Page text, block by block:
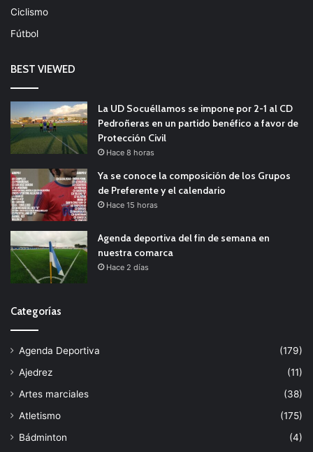
Ciclismo
Fútbol
BEST VIEWED
La UD Socuéllamos se impone por 2-1 al CD
Pedroñeras en un partido benéfico a favor de
Protección Civil
Hace 8 horas
Ya se conoce la composición de los Grupos
de Preferente y el calendario
Hace 15 horas
Agenda deportiva del fin de semana en
nuestra comarca
Hace 2 días
Categorías
Agenda Deportiva
(179)
Ajedrez
(11)
Artes marciales
(38)
Atletismo
(175)
Bádminton
(4)